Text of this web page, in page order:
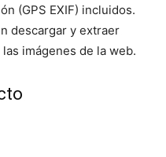
(GPS EXIF) incluidos.
descargar y extraer
imágenes de la web.